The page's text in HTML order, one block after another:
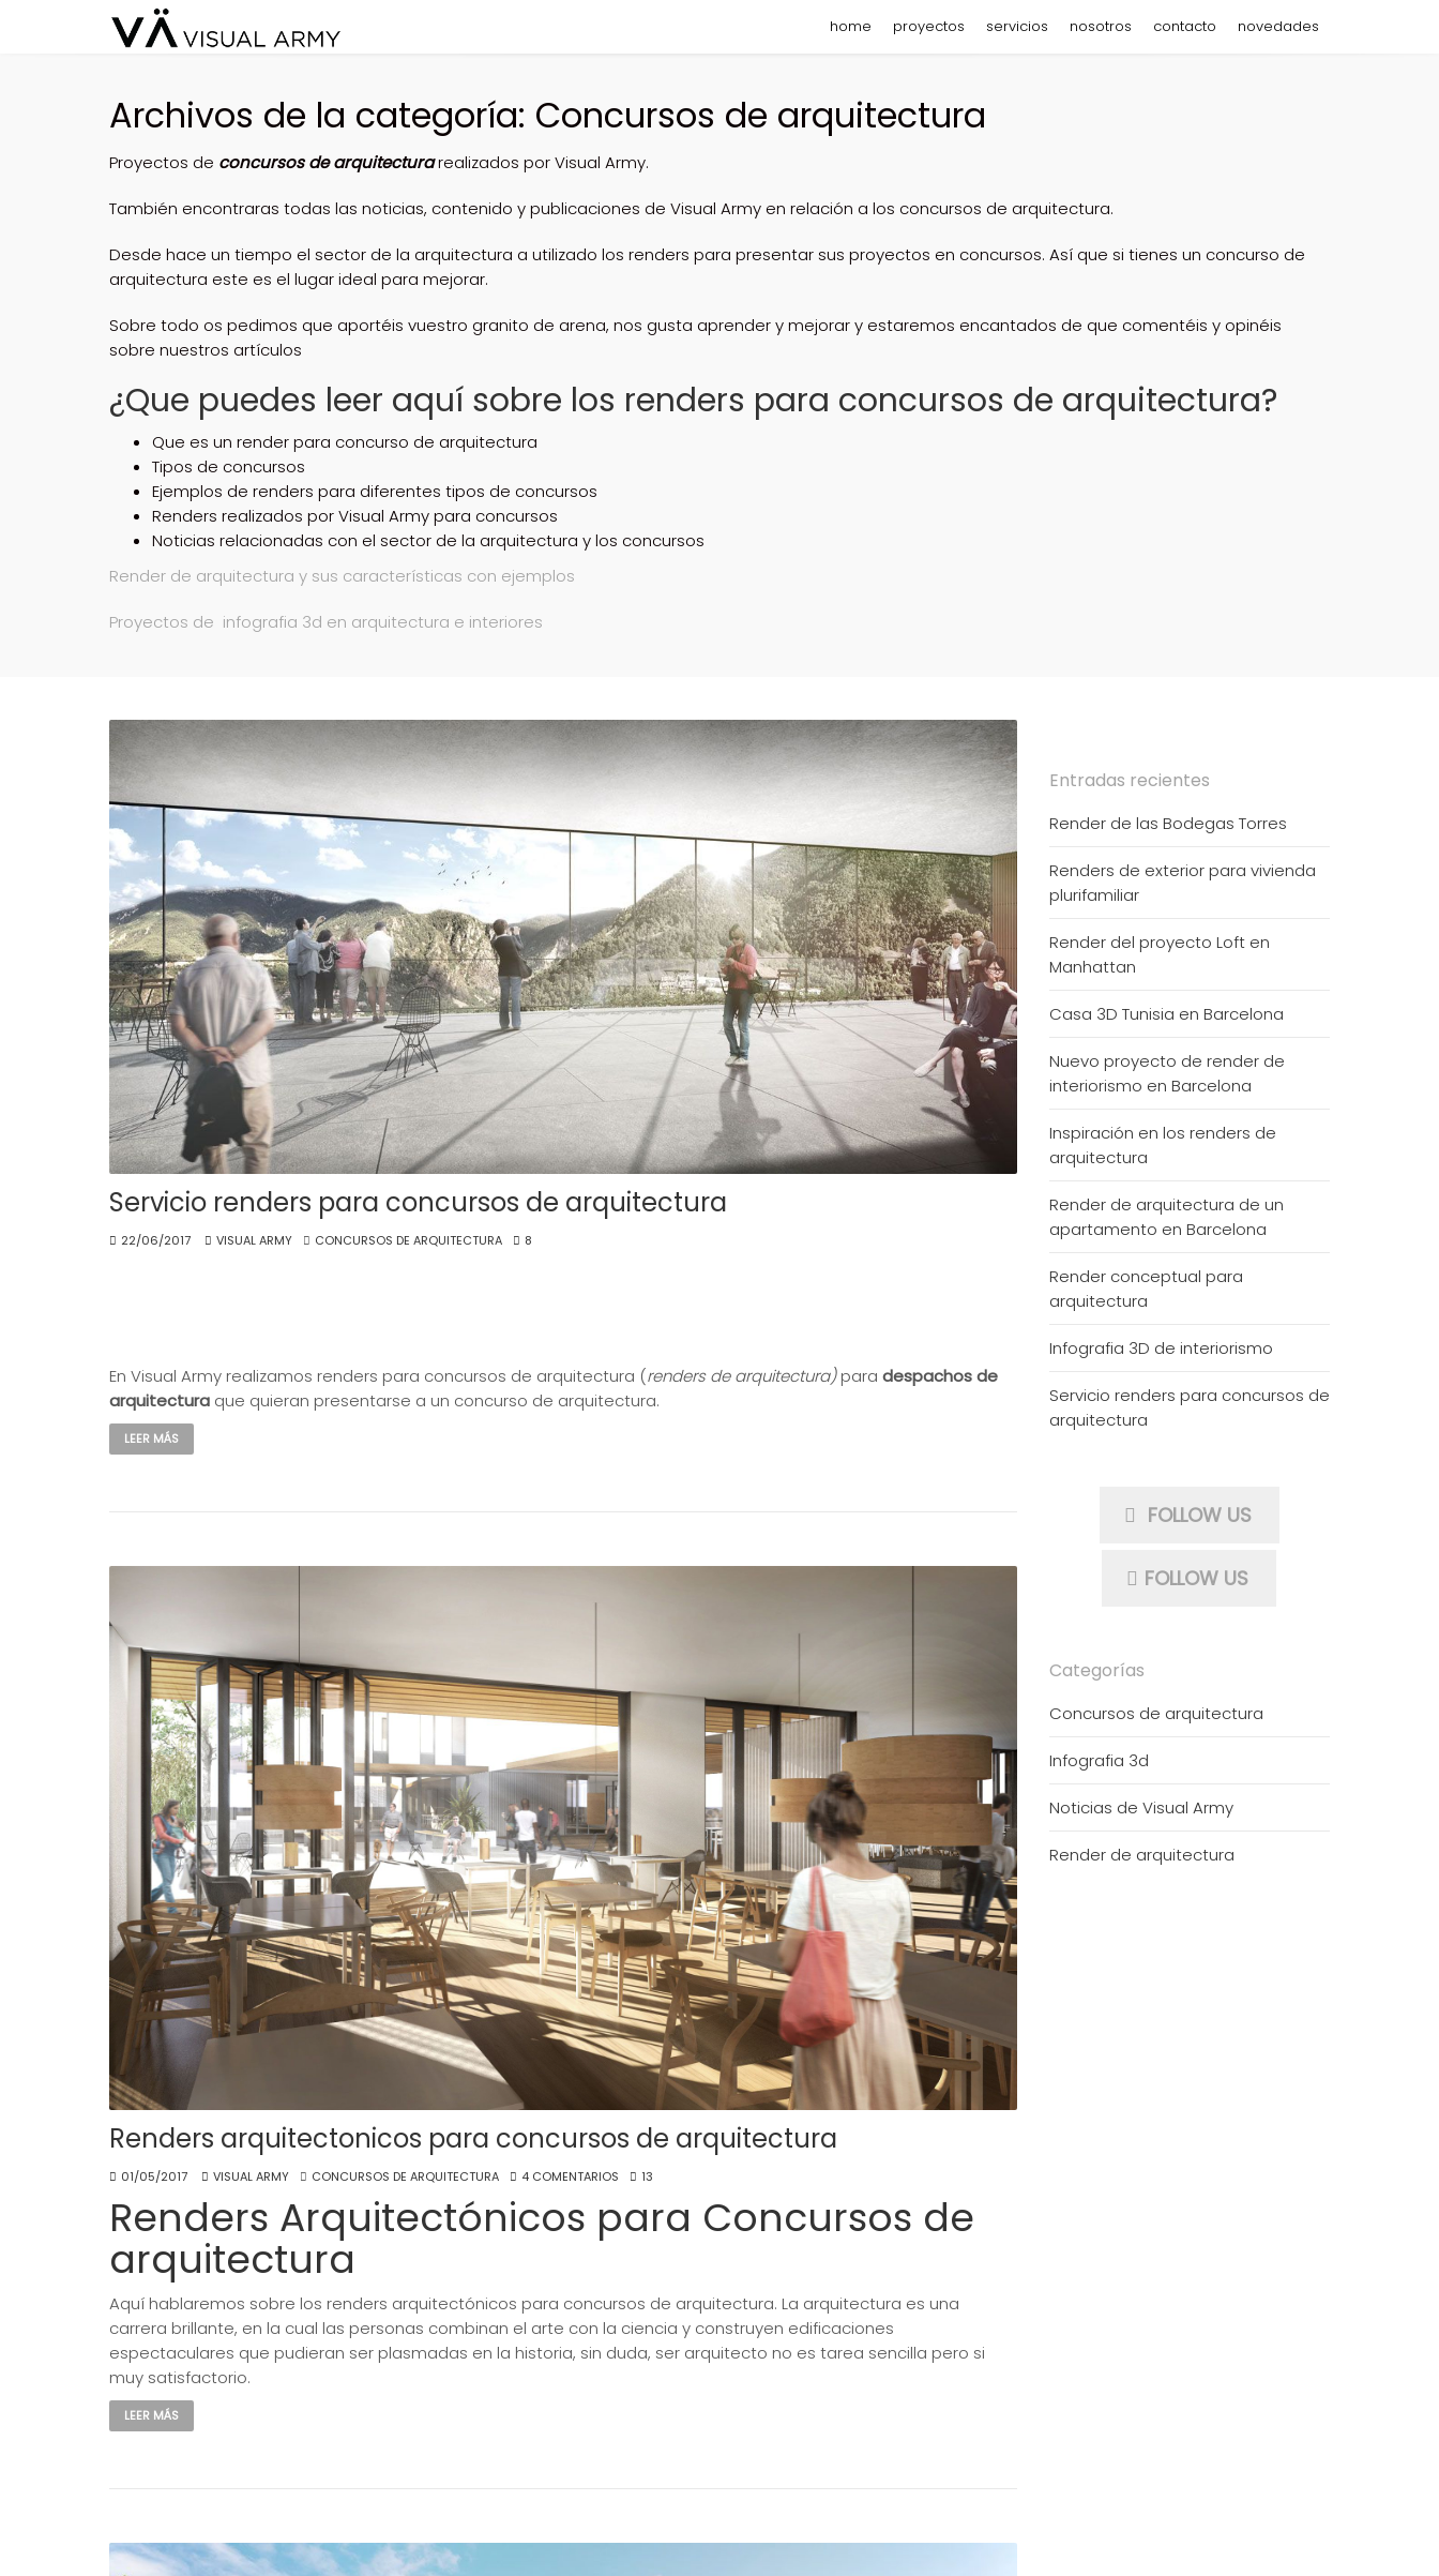
home proyectos servicios nosotros contacto novedades
Archivos de la categoría: Concursos de arquitectura
Proyectos de concursos de arquitecturarealizados por Visual Army.
También encontraras todas las noticias, contenido y publicaciones de Visual Army en relación a los concursos de arquitectura.
Desde hace un tiempo el sector de la arquitectura a utilizado los renders para presentar sus proyectos en concursos. Así que si tienes un concurso de
arquitectura este es el lugar ideal para mejorar.
Sobre todo os pedimos que aportéis vuestro granito de arena, nos gusta aprender y mejorar y estaremos encantados de que comentéis y opinéis
sobre nuestros artículos
¿Que puedes leer aquí sobre los renders para concursos de arquitectura?
Que es un render para concurso de arquitectura
Tipos de concursos
Ejemplos de renders para diferentes tipos de concursos
Renders realizados por Visual Army para concursos
Noticias relacionadas con el sector de la arquitectura y los concursos
Render de arquitectura y sus características con ejemplos
Proyectos de infografia 3d en arquitectura e interiores
Servicio renders para concursos de arquitectura
22/06/2017 VISUAL ARMY CONCURSOS DE ARQUITECTURA 8
En Visual Army realizamos renders para concursos de arquitectura (renders de arquitectura)para despachos de
arquitectura que quieran presentarse a un concurso de arquitectura.
LEER MÁS
Renders arquitectonicos para concursos de arquitectura
01/05/2017 VISUAL ARMY CONCURSOS DE ARQUITECTURA 4 COMENTARIOS 13
Renders Arquitectónicos para Concursos de
arquitectura
Aquí hablaremos sobre los renders arquitectónicos para concursos de arquitectura. La arquitectura es una
carrera brillante, en la cual las personas combinan el arte con la ciencia y construyen edificaciones
espectaculares que pudieran ser plasmadas en la historia, sin duda, ser arquitecto no es tarea sencilla pero si
muy satisfactorio.
LEER MÁS
Entradas recientes
Render de las Bodegas Torres
Renders de exterior para vivienda
plurifamiliar
Render del proyecto Loft en
Manhattan
Casa 3D Tunisia en Barcelona
Nuevo proyecto de render de
interiorismo en Barcelona
Inspiración en los renders de
arquitectura
Render de arquitectura de un
apartamento en Barcelona
Render conceptual para
arquitectura
Infografia 3D de interiorismo
Servicio renders para concursos de
arquitectura
FOLLOW US
FOLLOW US
Categorías
Concursos de arquitectura
Infografia 3d
Noticias de Visual Army
Render de arquitectura